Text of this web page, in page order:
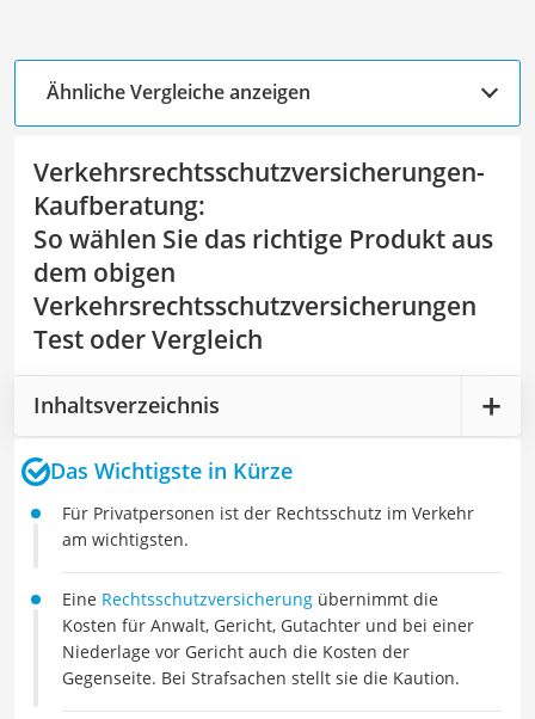
Ähnliche Vergleiche anzeigen
Verkehrsrechtsschutzversicherungen-
Kaufberatung:
So wählen Sie das richtige Produkt aus
dem obigen
Verkehrsrechtsschutzversicherungen
Test oder Vergleich
Inhaltsverzeichnis
Das Wichtigste in Kürze
Für Privatpersonen ist der Rechtsschutz im Verkehr
am wichtigsten.
Eine Rechtsschutzversicherung übernimmt die
Kosten für Anwalt, Gericht, Gutachter und bei einer
Niederlage vor Gericht auch die Kosten der
Gegenseite. Bei Strafsachen stellt sie die Kaution.